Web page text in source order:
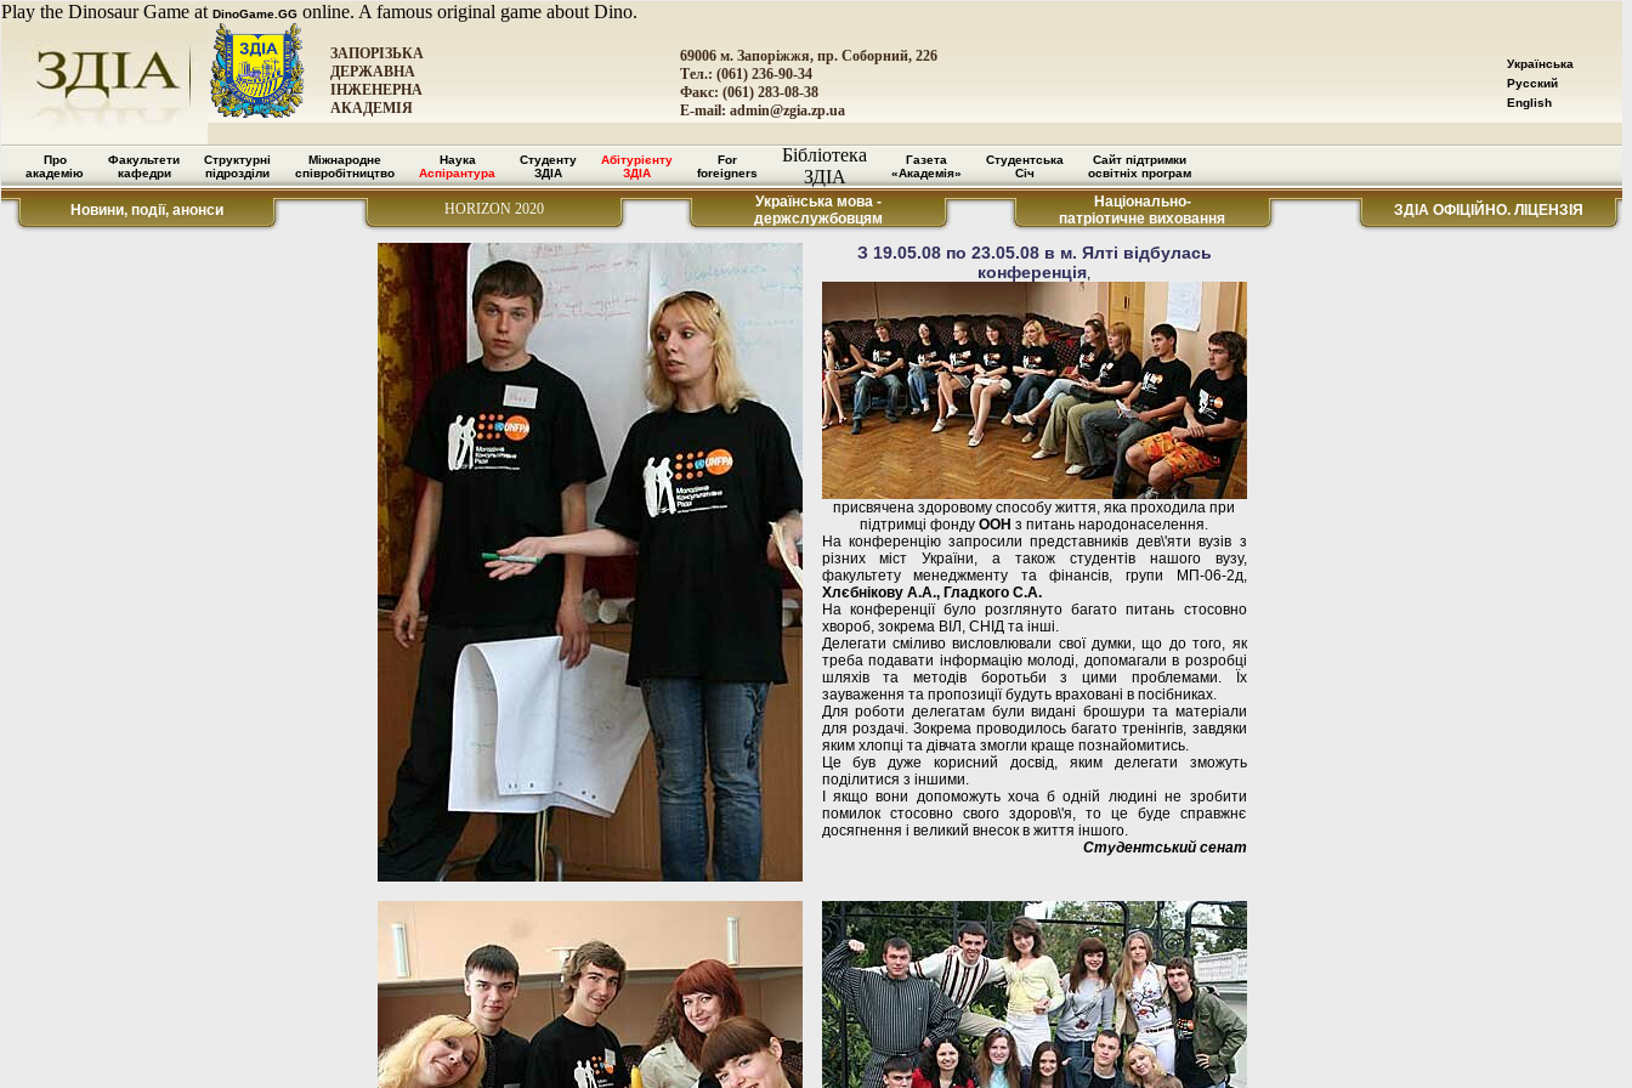
Play the Dinosaur Game at DinoGame.GG online. A famous original game about Dino.
ЗАПОРІЗЬКА
ДЕРЖАВНА
ІНЖЕНЕРНА
АКАДЕМІЯ
69006 м. Запоріжжя, пр. Соборний, 226
Тел.: (061) 236-90-34
Факс: (061) 283-08-38
E-mail: admin@zgia.zp.ua
Українська
Русский
English
Про
академію
Факультети
кафедри
Структурні
підрозділи
Міжнародне
співробітництво
Наука
Аспірантура
Студенту
ЗДІА
Абітурієнту
ЗДІА
For
foreigners
Бібліотека
ЗДІА
Газета
«Академія»
Студентська
Січ
Сайт підтримки
освітніх програм
Новини, події, анонси HORIZON 2020
Українська мова -
держслужбовцям
Національно-
патріотичне виховання
ЗДІА ОФІЦІЙНО. ЛІЦЕНЗІЯ
З 19.05.08 по 23.05.08 в м. Ялті відбулась
конференція,
присвячена здоровому способу життя, яка проходила при
підтримці фонду ООН з питань народонаселення.
На конференцію запросили представників дев\'яти вузів з
різних міст України, а також студентів нашого вузу,
факультету менеджменту та фінансів, групи МП-06-2д,
Хлєбнікову А.А., Гладкого С.А.
На конференції було розглянуто багато питань стосовно
хвороб, зокрема ВІЛ, СНІД та інші.
Делегати сміливо висловлювали свої думки, що до того, як
треба подавати інформацію молоді, допомагали в розробці
шляхів та методів боротьби з цими проблемами. Їх
зауваження та пропозиції будуть враховані в посібниках.
Для роботи делегатам були видані брошури та матеріали
для роздачі. Зокрема проводилось багато тренінгів, завдяки
яким хлопці та дівчата змогли краще познайомитись.
Це був дуже корисний досвід, яким делегати зможуть
поділитися з іншими.
І якщо вони допоможуть хоча б одній людині не зробити
помилок стосовно свого здоров\'я, то це буде справжнє
досягнення і великий внесок в життя іншого.
Студентський сенат